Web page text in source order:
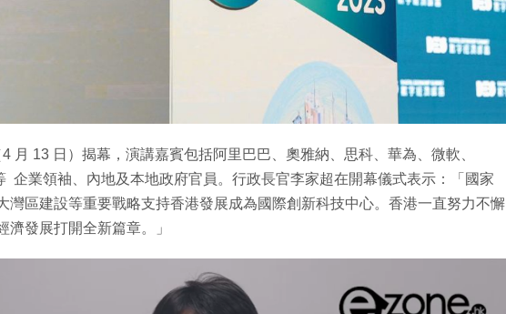
月 13 日）揭幕，演講嘉賓包括阿里巴巴、奧雅納、思科、華為、微軟、
企業領袖、內地及本地政府官員。行政長官李家超在開幕儀式表示：「國家
灣區建設等重要戰略支持香港發展成為國際創新科技中心。香港一直努力不懈
發展打開全新篇章。」